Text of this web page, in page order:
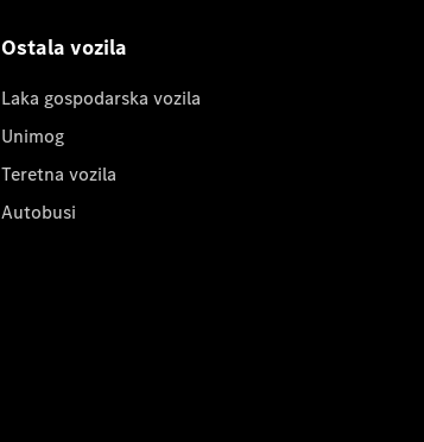
Ostala vozila
Laka gospodarska vozila
Unimog
Teretna vozila
Autobusi